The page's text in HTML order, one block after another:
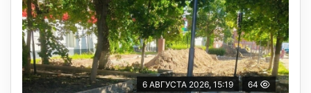
6 АВГУСТА 2026, 15:19 64